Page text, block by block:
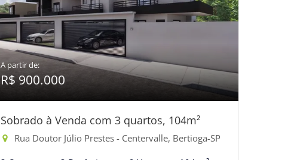
A partir de:
R$ 900.000
Sobrado à Venda com 3 quartos, 104m²
Rua Doutor Júlio Prestes - Centervalle, Bertioga-SP